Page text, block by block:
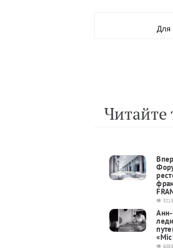
Для
Читайте
3218
6086